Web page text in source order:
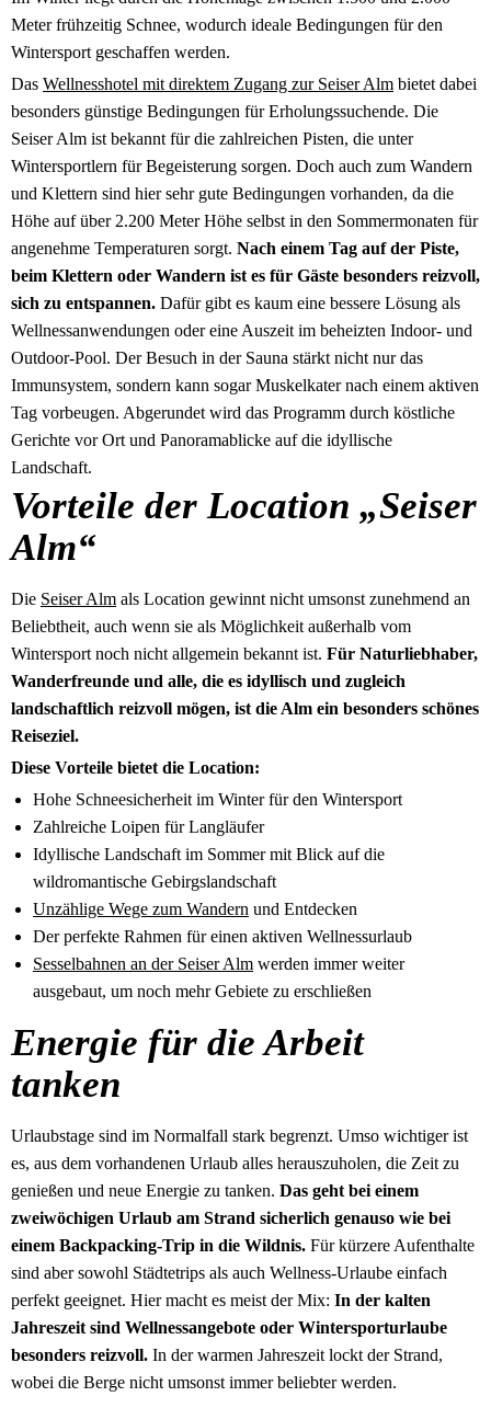
Meter frühzeitig Schnee, wodurch ideale Bedingungen für den
Wintersport geschaffen werden.
Das Wellnesshotel mit direktem Zugang zur Seiser Alm bietet dabei
besonders günstige Bedingungen für Erholungssuchende. Die
Seiser Alm ist bekannt für die zahlreichen Pisten, die unter
Wintersportlern für Begeisterung sorgen. Doch auch zum Wandern
und Klettern sind hier sehr gute Bedingungen vorhanden, da die
Höhe auf über 2.200 Meter Höhe selbst in den Sommermonaten für
angenehme Temperaturen sorgt. Nach einem Tag auf der Piste,
beim Klettern oder Wandern ist es für Gäste besonders reizvoll,
sich zu entspannen. Dafür gibt es kaum eine bessere Lösung als
Wellnessanwendungen oder eine Auszeit im beheizten Indoor- und
Outdoor-Pool. Der Besuch in der Sauna stärkt nicht nur das
Immunsystem, sondern kann sogar Muskelkater nach einem aktiven
Tag vorbeugen. Abgerundet wird das Programm durch köstliche
Gerichte vor Ort und Panoramablicke auf die idyllische
Landschaft.
Vorteile der Location „Seiser
Alm“
Die Seiser Alm als Location gewinnt nicht umsonst zunehmend an
Beliebtheit, auch wenn sie als Möglichkeit außerhalb vom
Wintersport noch nicht allgemein bekannt ist. Für Naturliebhaber,
Wanderfreunde und alle, die es idyllisch und zugleich
landschaftlich reizvoll mögen, ist die Alm ein besonders schönes
Reiseziel.
Diese Vorteile bietet die Location:
Hohe Schneesicherheit im Winter für den Wintersport
Zahlreiche Loipen für Langläufer
Idyllische Landschaft im Sommer mit Blick auf die
wildromantische Gebirgslandschaft
Unzählige Wege zum Wandern und Entdecken
Der perfekte Rahmen für einen aktiven Wellnessurlaub
Sesselbahnen an der Seiser Alm werden immer weiter
ausgebaut, um noch mehr Gebiete zu erschließen
Energie für die Arbeit
tanken
Urlaubstage sind im Normalfall stark begrenzt. Umso wichtiger ist
es, aus dem vorhandenen Urlaub alles herauszuholen, die Zeit zu
genießen und neue Energie zu tanken. Das geht bei einem
zweiwöchigen Urlaub am Strand sicherlich genauso wie bei
einem Backpacking-Trip in die Wildnis. Für kürzere Aufenthalte
sind aber sowohl Städtetrips als auch Wellness-Urlaube einfach
perfekt geeignet. Hier macht es meist der Mix: In der kalten
Jahreszeit sind Wellnessangebote oder Wintersporturlaube
besonders reizvoll. In der warmen Jahreszeit lockt der Strand,
wobei die Berge nicht umsonst immer beliebter werden.